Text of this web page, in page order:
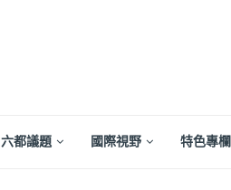
六都議題 國際視野 特色專欄